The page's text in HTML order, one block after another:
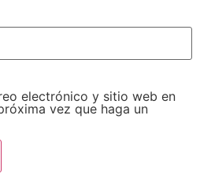
electrónico y sitio web en
vez que haga un